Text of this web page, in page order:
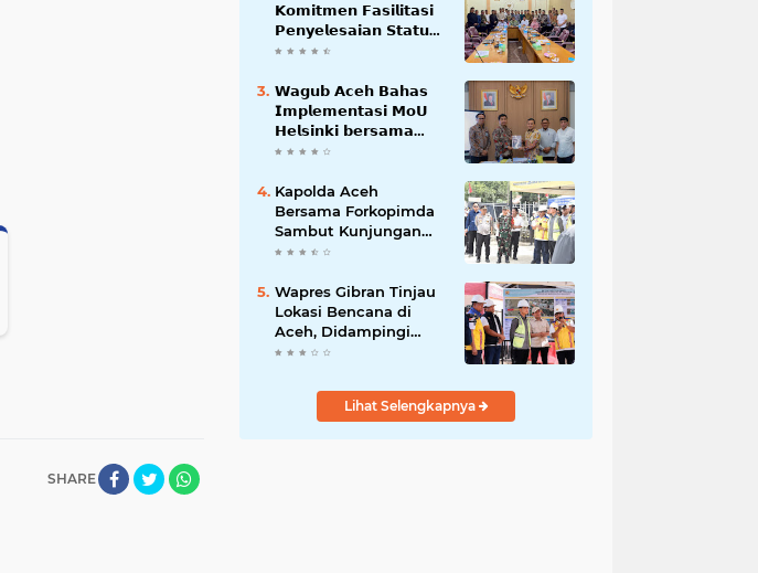
SHARE
𝗞𝗼𝗺𝗶𝘁𝗺𝗲𝗻 𝗙𝗮𝘀𝗶𝗹𝗶𝘁𝗮𝘀𝗶
𝗣𝗲𝗻𝘆𝗲𝗹𝗲𝘀𝗮𝗶𝗮𝗻 𝗦𝘁𝗮𝘁𝘂𝘀
𝗪𝗮𝗸𝗮𝗳 𝗕𝗹𝗮𝗻𝗴 𝗣𝗮𝗱𝗮𝗻𝗴
𝗪𝗮𝗴𝘂𝗯 𝗔𝗰𝗲𝗵 𝗕𝗮𝗵𝗮𝘀
𝗜𝗺𝗽𝗹𝗲𝗺𝗲𝗻𝘁𝗮𝘀𝗶 𝗠𝗼𝗨
𝗛𝗲𝗹𝘀𝗶𝗻𝗸𝗶 𝗯𝗲𝗿𝘀𝗮𝗺𝗮
𝗦𝗲𝗸𝗿𝗲𝘁𝗮𝗿𝗶𝗮𝘁 𝗡𝗲𝗴𝗮𝗿𝗮
Kapolda Aceh
Bersama Forkopimda
Sambut Kunjungan
Kerja Wakil Presiden
Bireuen
Wapres Gibran Tinjau
Lokasi Bencana di
Aceh, Didampingi
Wagub Dek Fadh
Lihat Selengkapnya